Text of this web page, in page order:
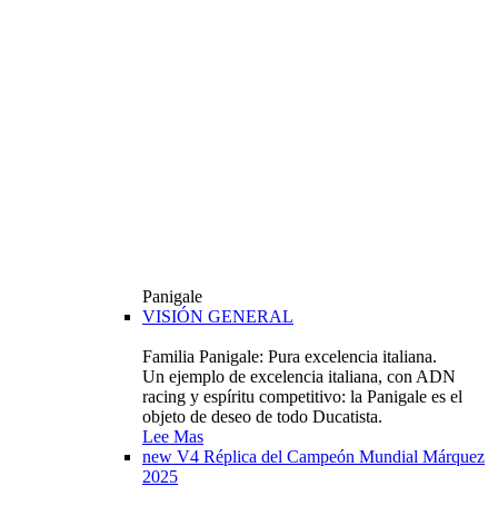
Panigale
VISIÓN GENERAL
Familia Panigale: Pura excelencia italiana.
Un ejemplo de excelencia italiana, con ADN
racing y espíritu competitivo: la Panigale es el
objeto de deseo de todo Ducatista.
Lee Mas
new V4 Réplica del Campeón Mundial Márquez
2025